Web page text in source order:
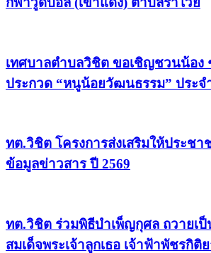
เทศบาลตำบลวิชิต ขอเชิญชวนน้อง
ประกวด “หนูน้อยวัฒนธรรม” ประจ
ทต.วิชิต โครงการส่งเสริมให้ประชา
ข้อมูลข่าวสาร ปี 2569
ทต.วิชิต ร่วมพิธีบำเพ็ญกุศล ถวายเ
สมเด็จพระเจ้าลูกเธอ เจ้าฟ้าพัชรกิติ